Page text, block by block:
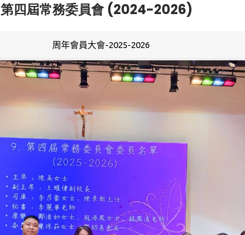
第四屆常務委員會 (2024-2026)
周年會員大會-2025-2026